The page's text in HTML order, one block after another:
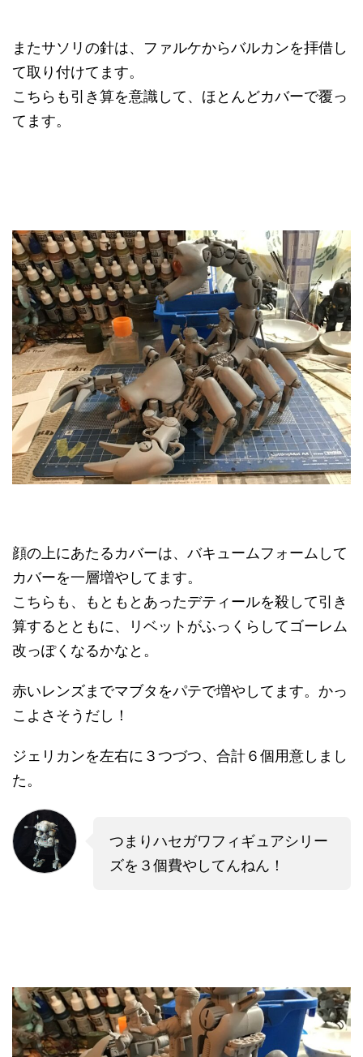
またサソリの針は、ファルケからバルカンを拝借し
て取り付けてます。
こちらも引き算を意識して、ほとんどカバーで覆っ
てます。
顔の上にあたるカバーは、バキュームフォームして
カバーを一層増やしてます。
こちらも、もともとあったデティールを殺して引き
算するとともに、リベットがふっくらしてゴーレム
改っぽくなるかなと。
赤いレンズまでマブタをパテで増やしてます。かっ
こよさそうだし！
ジェリカンを左右に３つづつ、合計６個用意しまし
た。
つまりハセガワフィギュアシリー
ズを３個費やしてんねん！